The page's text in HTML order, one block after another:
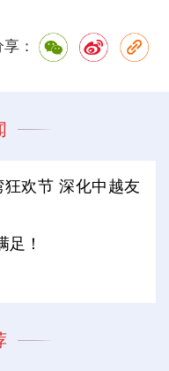
：
欢节 深化中越友
足！